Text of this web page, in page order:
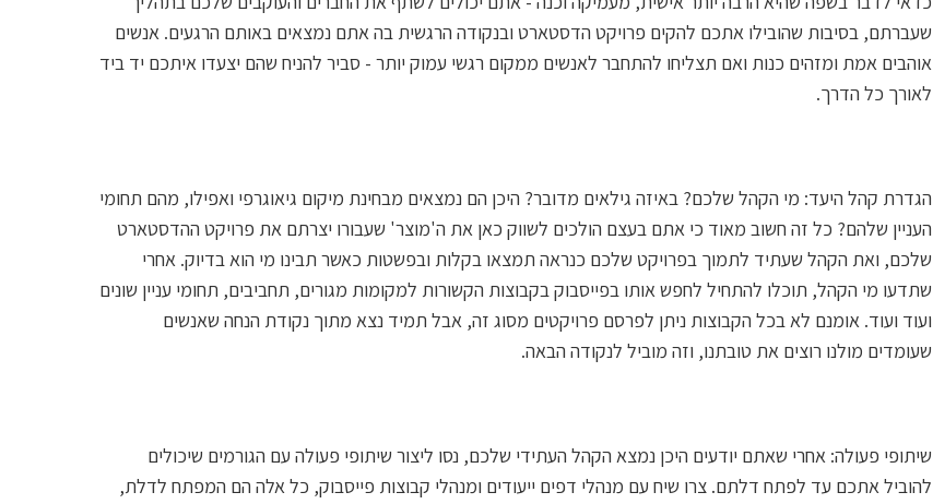
שעברתם, בסיבות שהובילו אתכם להקים פרויקט הדסטארט ובנקודה הרגשית בה אתם נמצאים באותם הרגעים. אנשים
אוהבים אמת ומזהים כנות ואם תצליחו להתחבר לאנשים ממקום רגשי עמוק יותר - סביר להניח שהם יצעדו איתכם יד ביד
לאורך כל הדרך.
הגדרת קהל היעד: מי הקהל שלכם? באיזה גילאים מדובר? היכן הם נמצאים מבחינת מיקום גיאוגרפי ואפילו, מהם תחומי
העניין שלהם? כל זה חשוב מאוד כי אתם בעצם הולכים לשווק כאן את ה'מוצר' שעבורו יצרתם את פרויקט ההדסטארט
שלכם, ואת הקהל שעתיד לתמוך בפרויקט שלכם כנראה תמצאו בקלות ובפשטות כאשר תבינו מי הוא בדיוק. אחרי
שתדעו מי הקהל, תוכלו להתחיל לחפש אותו בפייסבוק בקבוצות הקשורות למקומות מגורים, תחביבים, תחומי עניין שונים
ועוד ועוד. אומנם לא בכל הקבוצות ניתן לפרסם פרויקטים מסוג זה, אבל תמיד נצא מתוך נקודת הנחה שאנשים
שעומדים מולנו רוצים את טובתנו, וזה מוביל לנקודה הבאה.
שיתופי פעולה: אחרי שאתם יודעים היכן נמצא הקהל העתידי שלכם, נסו ליצור שיתופי פעולה עם הגורמים שיכולים
להוביל אתכם עד לפתח דלתם. צרו שיח עם מנהלי דפים ייעודים ומנהלי קבוצות פייסבוק, כל אלה הם המפתח לדלת,